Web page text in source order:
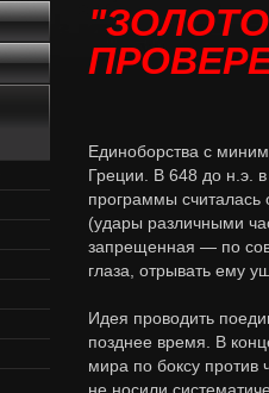
Единоборства с
Греции. В 648 до н.э.
программы считалась
(удары различными
запрещенная — по
глаза, отрывать ему
Идея проводить
позднее время. В
мира по боксу против